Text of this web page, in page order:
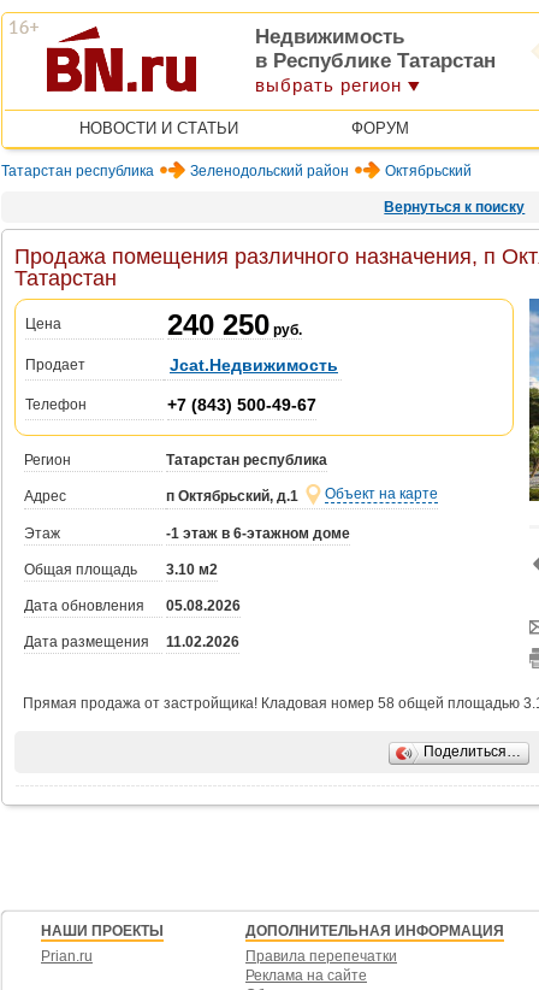
Недвижимость
в Республике Татарстан
выбрать регион
НОВОСТИ И СТАТЬИ ФОРУМ
Татарстан республика Зеленодольский район Октябрьский
Вернуться к поиску
Продажа помещения различного назначения, п
Татарстан
Цена 240 250 руб.
Продает Jcat.Недвижимость
Телефон +7 (843) 500-49-67
Регион Татарстан республика
Адрес п Октябрьский, д.1 Объект на карте
Этаж -1 этаж в 6-этажном доме
Общая площадь 3.10 м2
Дата обновления 05.08.2026
Дата размещения 11.02.2026
Прямая продажа от застройщика! Кладовая номер 58 общей площадью
Поделиться…
НАШИ ПРОЕКТЫ
Prian.ru
ДОПОЛНИТЕЛЬНАЯ ИНФОРМАЦИЯ
Правила перепечатки
Реклама на сайте